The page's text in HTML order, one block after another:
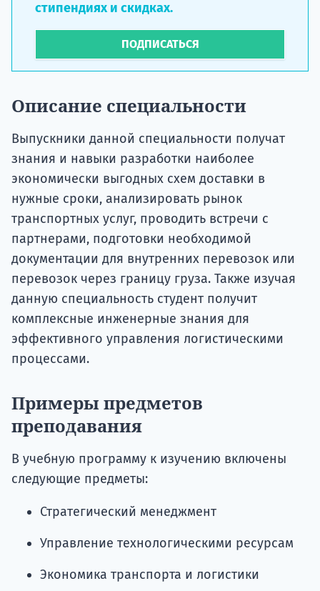
стипендиях и скидках.
ПОДПИСАТЬСЯ
Описание специальности
Выпускники данной специальности получат
знания и навыки разработки наиболее
экономически выгодных схем доставки в
нужные сроки, анализировать рынок
транспортных услуг, проводить встречи с
партнерами, подготовки необходимой
документации для внутренних перевозок или
перевозок через границу груза. Также изучая
данную специальность студент получит
комплексные инженерные знания для
эффективного управления логистическими
процессами.
Примеры предметов
преподавания
В учебную программу к изучению включены
следующие предметы:
Стратегический менеджмент
Управление технологическими ресурсам
Экономика транспорта и логистики